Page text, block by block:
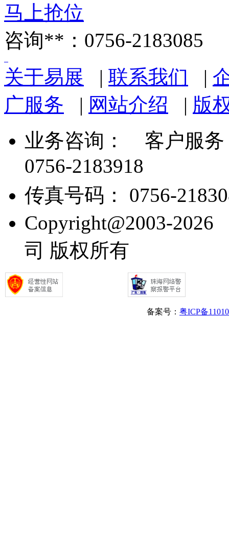
马上抢位
咨询**：0756-2183085
关于易展 | 联系我们 |
广服务 | 网站介绍 | 版
业务咨询：
客户服务
0756-2183918
传真号码： 0756-
Copyright@2003-
司 版权所有
备案号： 粤ICP备